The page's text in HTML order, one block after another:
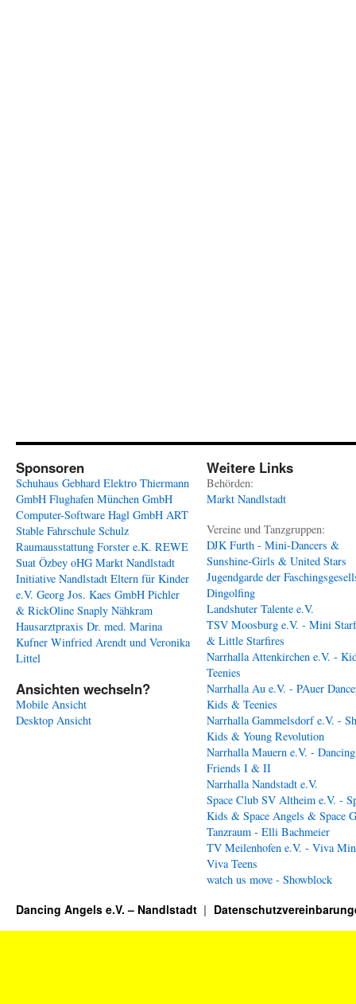
Sponsoren
Schuhaus Gebhard Elektro Thiermann
GmbH Flughafen München GmbH
Computer-Software Hagl GmbH ART
Stable Fahrschule Schulz
Raumausstattung Forster e.K. REWE
Suat Özbey oHG Markt Nandlstadt
Initiative Nandlstadt Eltern für Kinder
e.V. Georg Jos. Kaes GmbH Pichler
& RickOline Snaply Nähkram
Hausarztpraxis Dr. med. Marina
Kufner Winfried Arendt und Veronika
Littel
Ansichten wechseln?
Mobile Ansicht
Desktop Ansicht
Weitere Links
Behörden:
Markt Nandlstadt
Vereine und Tanzgruppen:
DJK Furth - Mini-Dancers &
Sunshine-Girls & United Stars
Jugendgarde der
Dingolfing
Landshuter Talente e.V.
TSV Moosburg e.V. - Mini
& Little Starfires
Narrhalla Attenkirchen e.V. -
Teenies
Narrhalla Au e.V. - PAuer
Kids & Teenies
Narrhalla Gammelsdorf e.V. -
Kids & Young Revolution
Narrhalla Mauern e.V. - Dancing
Friends I & II
Narrhalla Nandstadt e.V.
Space Club SV Altheim e.V. -
Kids & Space Angels & Space
Tanzraum - Elli Bachmeier
TV Meilenhofen e.V. - Viva
Viva Teens
watch us move - Showblock
Dancing Angels e.V. – Nandlstadt